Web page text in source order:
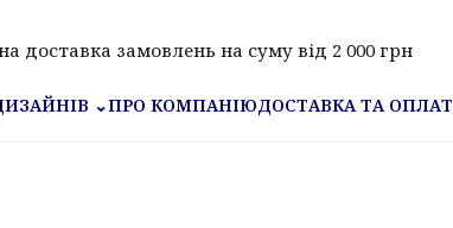
доставка замовлень на суму від 2 000 грн
⌄ПРО КОМПАНІЮДОСТАВКА ТА